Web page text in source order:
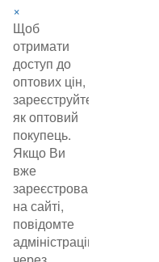
×
Щоб
отримати
доступ до
оптових цін,
зареєструйтеся
як оптовий
покупець.
Якщо Ви
вже
зареєстровані
на сайті,
повідомте
адміністрацію